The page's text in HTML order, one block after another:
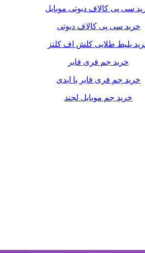
سی پی کالاف دیوتی موبایل
خرید سی پی کالاف دیوتی
بلیط طلایی کلش اف کلنز
خرید جم فری فایر
خرید جم فری فایر با ایدی
خرید جم موبایل لجند